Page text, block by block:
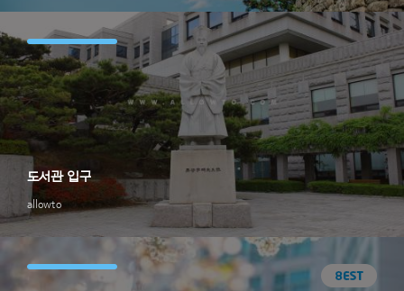
allowto
도서관 입구